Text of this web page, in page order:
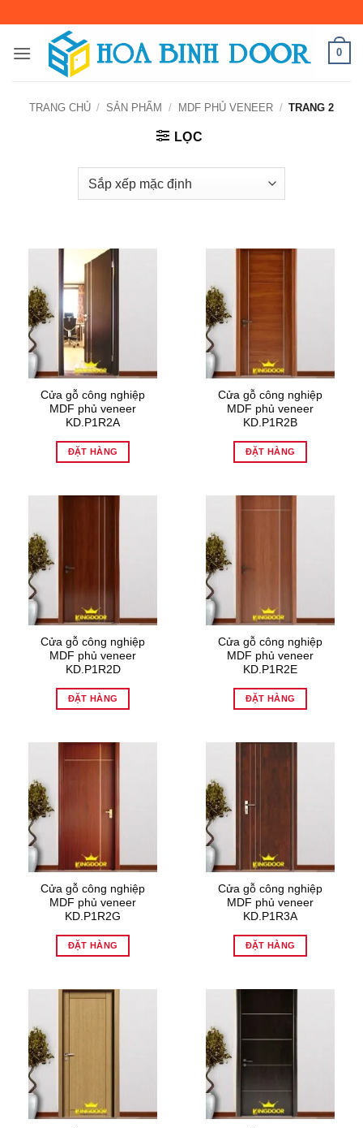
nội
0
TRANG CHỦ / SẢN PHẨM / MDF PHỦ VENEER / TRANG 2
LỌC
Cửa gỗ công nghiệp
MDF phủ veneer
KD.P1R2A
ĐẶT HÀNG
Cửa gỗ công nghiệp
MDF phủ veneer
KD.P1R2B
ĐẶT HÀNG
Cửa gỗ công nghiệp
MDF phủ veneer
KD.P1R2D
ĐẶT HÀNG
Cửa gỗ công nghiệp
MDF phủ veneer
KD.P1R2E
ĐẶT HÀNG
Cửa gỗ công nghiệp
MDF phủ veneer
KD.P1R2G
ĐẶT HÀNG
Cửa gỗ công nghiệp
MDF phủ veneer
KD.P1R3A
ĐẶT HÀNG